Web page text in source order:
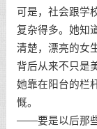
可是，社会跟学
复杂得多。她知
清楚，漂亮的女
背后从来不只是
她靠在阳台的栏
慨。
——要是以后那